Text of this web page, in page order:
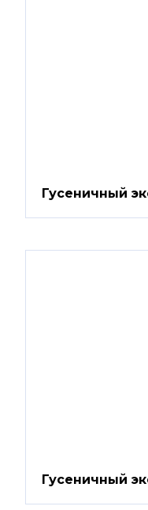
Гусеничный
Гусеничный